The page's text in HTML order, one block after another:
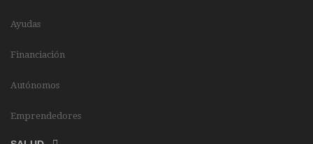
Ayudas
Financiación
Autónomos
Emprendedores